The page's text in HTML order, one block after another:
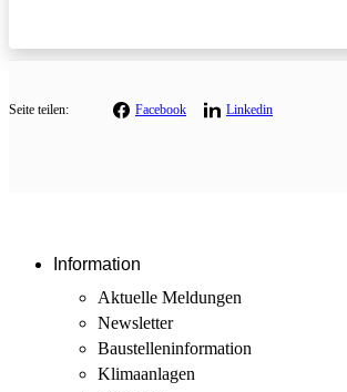
Seite teilen: Facebook Linkedin
Information
Aktuelle Meldungen
Newsletter
Baustellen­information
Klimaanlagen